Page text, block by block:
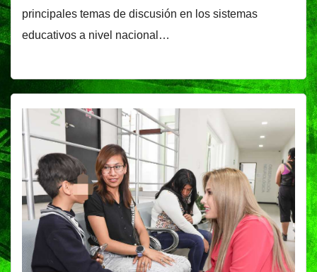
principales temas de discusión en los sistemas
educativos a nivel nacional…